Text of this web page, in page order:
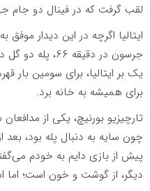
لقب گرفت که در فینال دو جام
ایتالیا اگرچه در این دیدار
یک بر ایتالیا، برای سومین بار
براى همیشه به خانه برد.
تارچیزیو بورنیچ، یکى از
چون سایه به دنبال پله بود،
پیش از بازی دایم به خودم
دیگر، از گوشت و خون است؛ اما